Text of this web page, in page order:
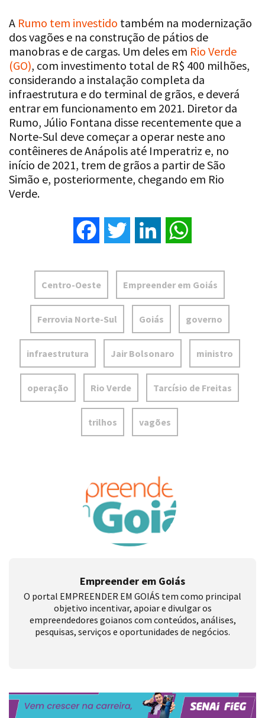
A Rumo tem investido também na modernização
dos vagões e na construção de pátios de
manobras e de cargas. Um deles em Rio Verde
(GO), com investimento total de R$ 400 milhões,
considerando a instalação completa da
infraestrutura e do terminal de grãos, e deverá
entrar em funcionamento em 2021. Diretor da
Rumo, Júlio Fontana disse recentemente que a
Norte-Sul deve começar a operar neste ano
contêineres de Anápolis até Imperatriz e, no
início de 2021, trem de grãos a partir de São
Simão e, posteriormente, chegando em Rio
Verde.
Facebook Twitter LinkedIn
Centro-Oeste Empreender em Goiás
Ferrovia Norte-Sul Goiás governo
infraestrutura Jair Bolsonaro ministro
operação Rio Verde Tarcísio de Freitas
trilhos vagões
Empreender em Goiás
O portal EMPREENDER EM GOIÁS tem como principal
objetivo incentivar, apoiar e divulgar os
empreendedores goianos com conteúdos, análises,
pesquisas, serviços e oportunidades de negócios.